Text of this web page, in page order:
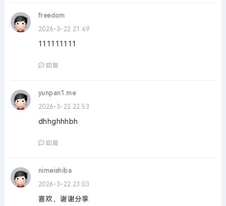
freedom
2026-3-22 21:49
111111111
回复
yunpan1.me
2026-3-22 22:53
dhhghhhbh
回复
nimeishiba
2026-3-22 23:03
喜欢，谢谢分享